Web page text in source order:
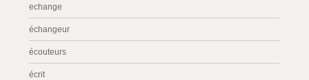
echange
échangeur
écouteurs
écrit